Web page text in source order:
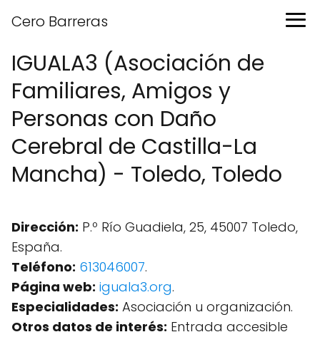
Cero Barreras
IGUALA3 (Asociación de
Familiares, Amigos y
Personas con Daño
Cerebral de Castilla-La
Mancha) - Toledo, Toledo
Dirección: P.º Río Guadiela, 25, 45007 Toledo,
España.
Teléfono: 613046007.
Página web: iguala3.org.
Especialidades: Asociación u organización.
Otros datos de interés: Entrada accesible